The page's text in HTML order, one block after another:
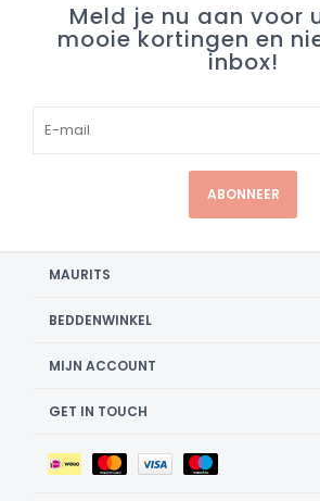
Meld je nu aan voor
mooie kortingen en
inbox!
ABONNEER
MAURITS
BEDDENWINKEL
MIJN ACCOUNT
GET IN TOUCH